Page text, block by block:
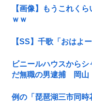
【画像】もうこれく
ｗｗ
【SS】千歌「おはよ
ビニールハウスから
だ無職の男逮捕 岡山
例の「琵琶湖三市同時